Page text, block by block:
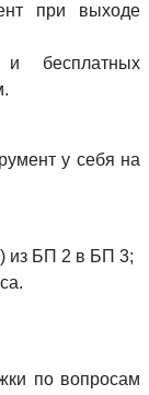
при выходе
и бесплатных
у себя на
из БП 2 в БП 3;
по вопросам